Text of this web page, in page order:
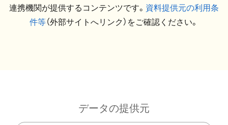
連携機関が提供するコンテンツです。 資料提供元の利用条
件等（外部サイトへリンク）をご確認ください。
データの提供元